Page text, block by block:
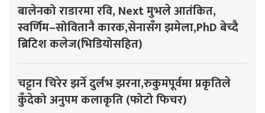
बालेनको राडारमा रवि, Next मुभले आतंकित,
स्वर्णिम–सोवितानै कारक,सेनासँग झमेला,PhD बेच्दै
ब्रिटिश कलेज(भिडियोसहित)
चट्टान चिरेर झर्ने दुर्लभ झरना,रुकुमपूर्वमा प्रकृतिले
कुँदेको अनुपम कलाकृति (फोटो फिचर)